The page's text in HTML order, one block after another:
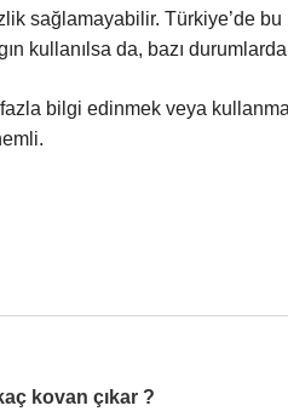
sağlamayabilir. Türkiye’de
kullanılsa da, bazı
bilgi edinmek veya
kovan çıkar ?